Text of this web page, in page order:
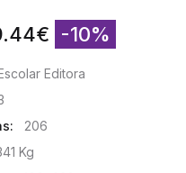
€ -10%
Editora
206
Kg